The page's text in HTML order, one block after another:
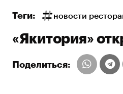
Теги: новости
«Якитория»
Поделиться: